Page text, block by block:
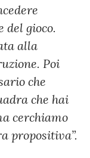
del gioco.
alla
Poi
che
che hai
cerchiamo
propositiva”.